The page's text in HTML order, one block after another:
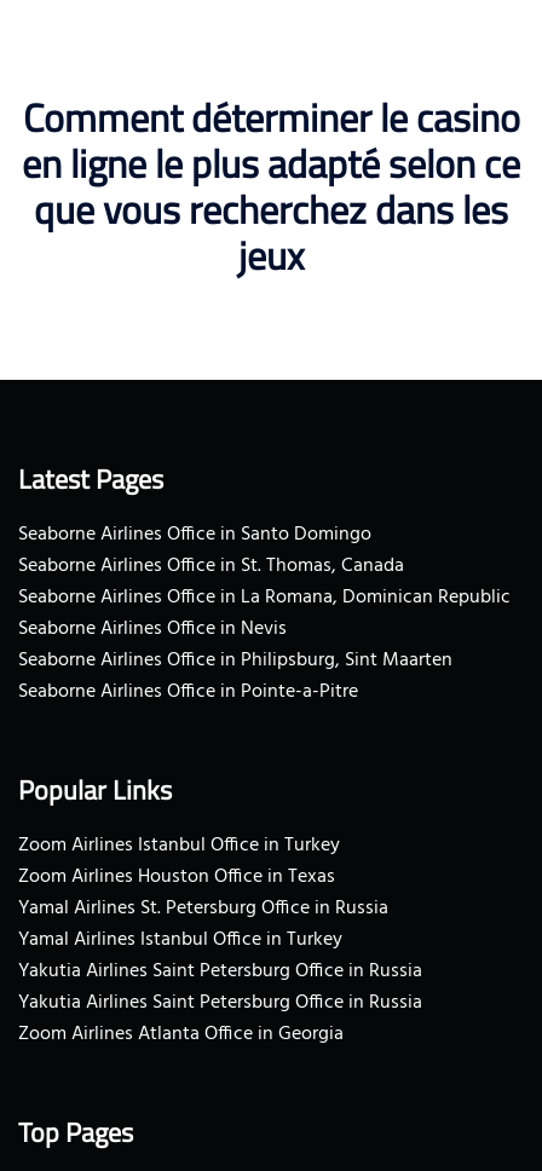
Comment déterminer le casino
en ligne le plus adapté selon ce
que vous recherchez dans les
jeux
Latest Pages
Seaborne Airlines Office in Santo Domingo
Seaborne Airlines Office in St. Thomas, Canada
Seaborne Airlines Office in La Romana, Dominican Republic
Seaborne Airlines Office in Nevis
Seaborne Airlines Office in Philipsburg, Sint Maarten
Seaborne Airlines Office in Pointe-a-Pitre
Popular Links
Zoom Airlines Istanbul Office in Turkey
Zoom Airlines Houston Office in Texas
Yamal Airlines St. Petersburg Office in Russia
Yamal Airlines Istanbul Office in Turkey
Yakutia Airlines Saint Petersburg Office in Russia
Yakutia Airlines Saint Petersburg Office in Russia
Zoom Airlines Atlanta Office in Georgia
Top Pages